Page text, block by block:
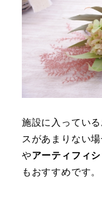
施設に入ってい
スがあまりない場
やアーティフィ
もおすすめです。